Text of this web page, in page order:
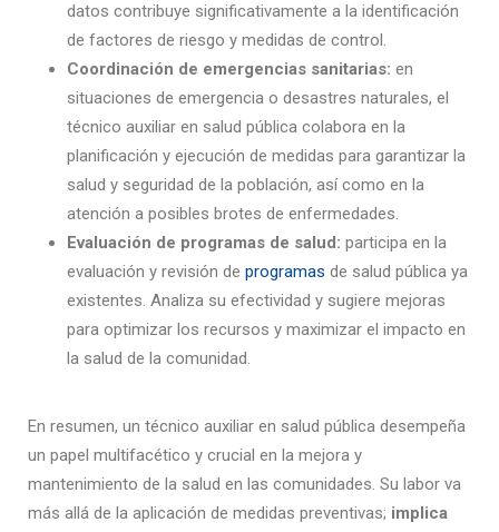
datos contribuye significativamente a la identificación
de factores de riesgo y medidas de control.
Coordinación de emergencias sanitarias: en
situaciones de emergencia o desastres naturales, el
técnico auxiliar en salud pública colabora en la
planificación y ejecución de medidas para garantizar la
salud y seguridad de la población, así como en la
atención a posibles brotes de enfermedades.
Evaluación de programas de salud: participa en la
evaluación y revisión de programas de salud pública ya
existentes. Analiza su efectividad y sugiere mejoras
para optimizar los recursos y maximizar el impacto en
la salud de la comunidad.
En resumen, un técnico auxiliar en salud pública desempeña
un papel multifacético y crucial en la mejora y
mantenimiento de la salud en las comunidades. Su labor va
más allá de la aplicación de medidas preventivas; implica